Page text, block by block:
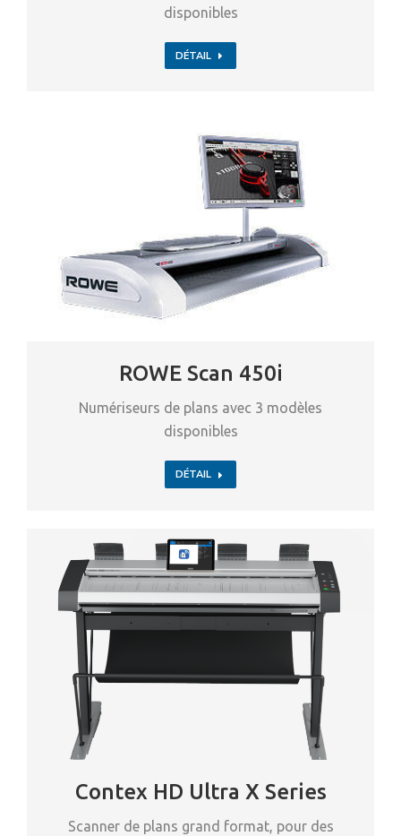
disponibles
DÉTAIL
ROWE Scan 450i
Numériseurs de plans avec 3 modèles
disponibles
DÉTAIL
Contex HD Ultra X Series
Scanner de plans grand format, pour des